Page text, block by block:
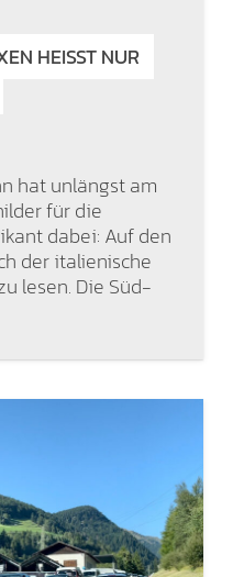
HEISST NUR N
hat unlängst am
für die
dabei: Auf den
der italienische
lesen. Die Süd-